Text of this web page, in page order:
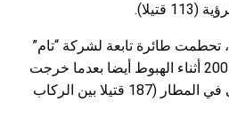
قتيلا).
تحطمت طائرة تابعة لشركة “تام”
البرازيلية في تموز/يوليو 2007 أثناء الهبوط أيضا بعدما خرجت
عن المدرج لتصطدم بمبنى في المطار (187 قتيلا بين الركاب